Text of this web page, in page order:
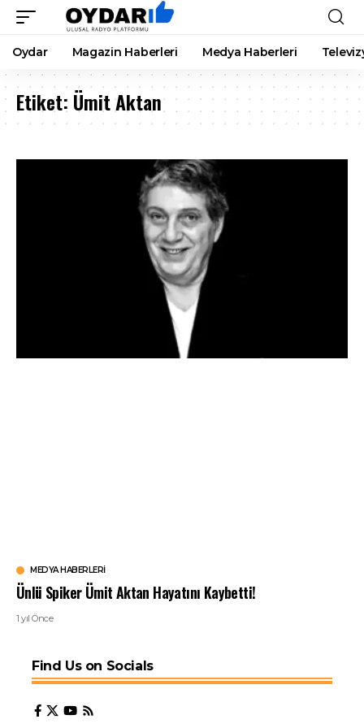
Oydar Magazin Haberleri Medya Haberleri
Etiket: Ümit Aktan
MEDYA HABERLERI
Ünlü Spiker Ümit Aktan Hayatını Kaybetti!
1 yıl Önce
Find Us on Socials